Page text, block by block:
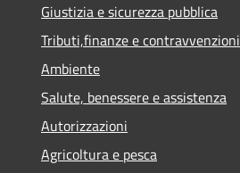
Giustizia e sicurezza pubblica
Tributi,finanze e contravvenzioni
Ambiente
Salute, benessere e assistenza
Autorizzazioni
Agricoltura e pesca